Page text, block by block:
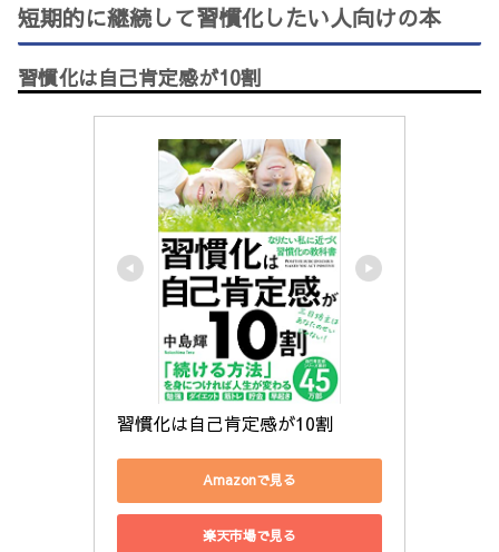
短期的に継続して習慣化したい人向けの本
習慣化は自己肯定感が10割
習慣化は自己肯定感が10割
Amazonで見る
楽天市場で見る